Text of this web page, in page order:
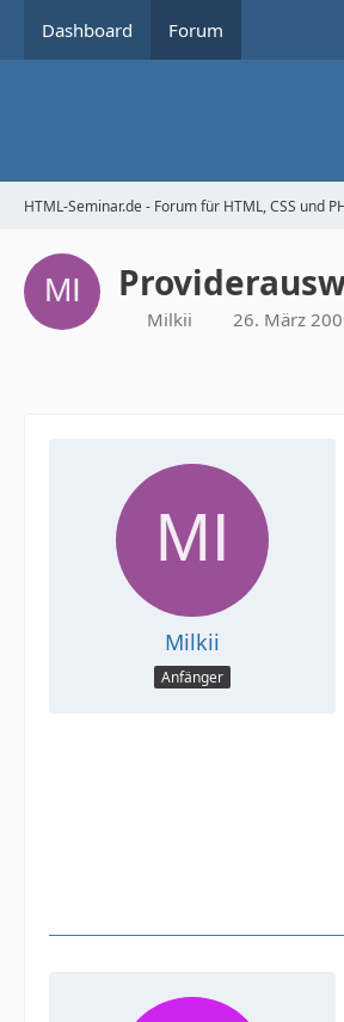
Dashboard Forum
HTML-Seminar.de - Forum für HTML, CSS und
Milkii 26. März
Milkii
Anfänger